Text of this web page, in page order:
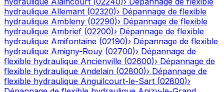
hydraulique Allemant (02320)› Dépannage de flexible
hydraulique Ambleny (02290)› Dépannage de flexible
hydraulique Ambrief (02200)› Dépannage de flexible
hydraulique Amifontaine (02190)› Dépannage de flexible
hydraulique Amigny-Rouy (02700)› Dépannage de
flexible hydraulique Ancienville (02600)› Dépannage de
flexible hydraulique Andelain (02800)› Dépannage de
flexible hydraulique Anguilcourt-le-Sart (02800)›